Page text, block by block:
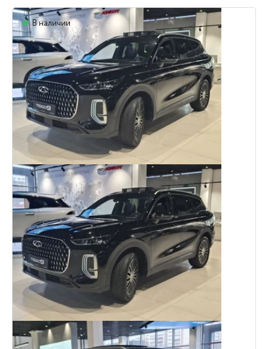
В наличии